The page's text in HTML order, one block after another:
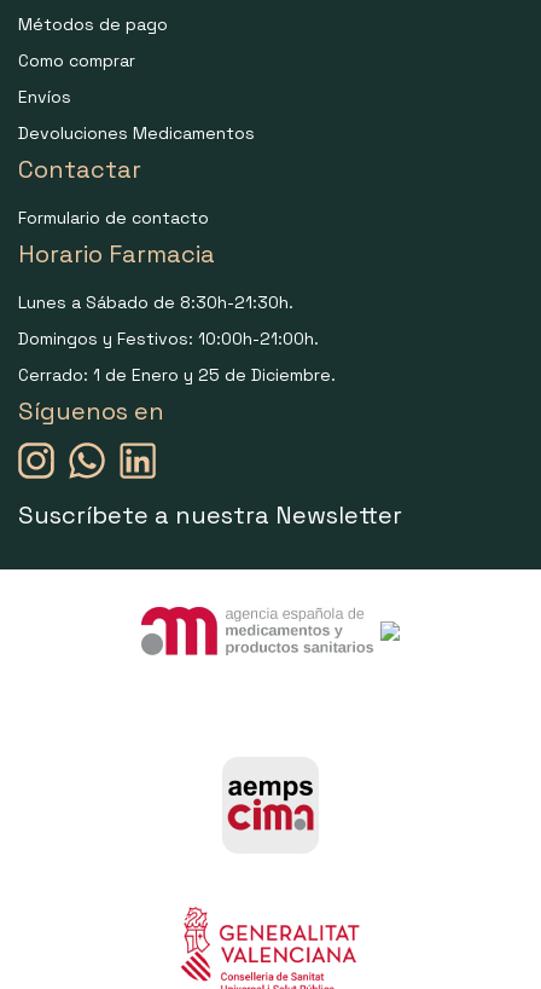
Métodos de pago
Como comprar
Envíos
Devoluciones Medicamentos
Contactar
Formulario de contacto
Horario Farmacia
Lunes a Sábado de 8:30h-21:30h.
Domingos y Festivos: 10:00h-21:00h.
Cerrado: 1 de Enero y 25 de Diciembre.
Síguenos en
Suscríbete a nuestra Newsletter